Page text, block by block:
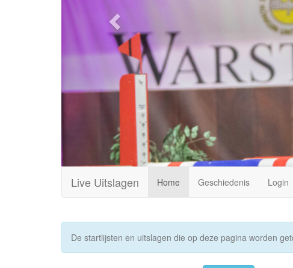
Live Uitslagen Home Geschiedenis Login
De startlijsten en uitslagen die op deze pagina worden